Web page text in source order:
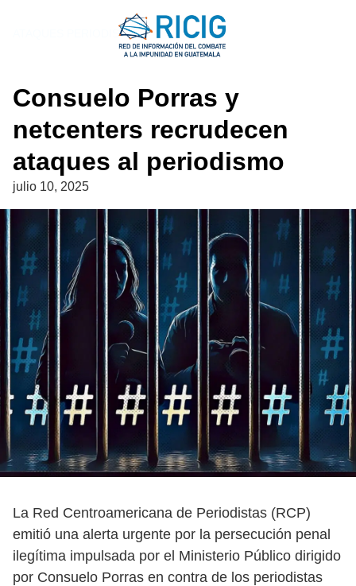
ATAQUES PERIODISTAS
Consuelo Porras y
netcenters recrudecen
ataques al periodismo
julio 10, 2025
La Red Centroamericana de Periodistas (RCP)
emitió una alerta urgente por la persecución penal
ilegítima impulsada por el Ministerio Público dirigido
por Consuelo Porras en contra de los periodistas